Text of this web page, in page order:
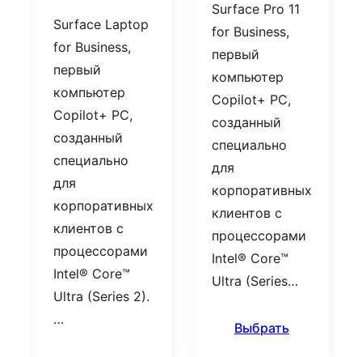
Surface Laptop
for Business,
первый
компьютер
Copilot+ PC,
созданный
специально
для
корпоративных
клиентов с
процессорами
Intel® Core™
Ultra (Series 2).
…
Surface Pro 11
for Business,
первый
компьютер
Copilot+ PC,
созданный
специально
для
корпоративных
клиентов с
процессорами
Intel® Core™
Ultra (Series…
Выбрать